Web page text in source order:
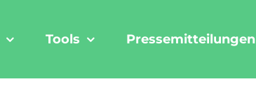
Tools Pressemitteilungen